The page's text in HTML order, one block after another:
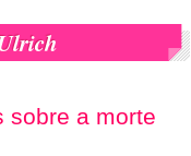
sobre a morte